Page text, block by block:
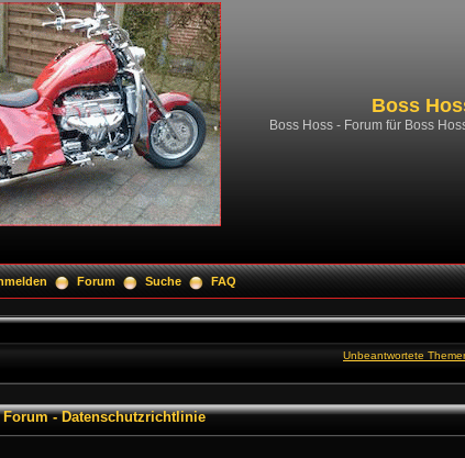
Boss
Boss Hoss - Forum für Boss
Forum Suche FAQ
Unbeantwortete
Forum - Datenschutzrichtlinie